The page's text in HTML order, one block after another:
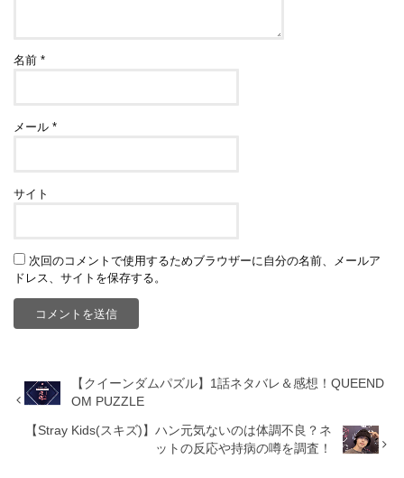
名前*
メール*
サイト
次回のコメントで使用するためブラウザーに自分の名前、メールア
ドレス、サイトを保存する。
【クイーンダムパズル】1話ネタバレ＆感想！QUEEND
OM PUZZLE
【Stray Kids(スキズ)】ハン元気ないのは体調不良？ネ
ットの反応や持病の噂を調査！